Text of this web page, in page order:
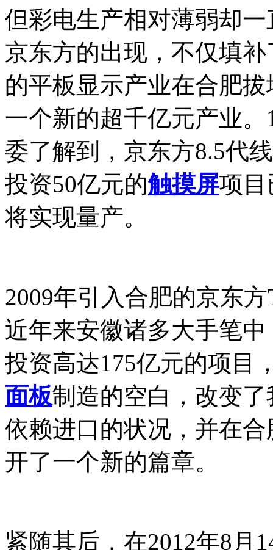
但彩电生产相对薄弱却
京东方的出现，不仅填
的平板显示产业在合肥
一个新的超千亿元产业
委了解到，京东方8.5代
投资50亿元的触摸屏项目
将实现量产。
2009年引入合肥的京东
近年来安徽诸多大手笔
投资高达175亿元的项目
面板制造的空白，改变
依赖进口的状况，并在
开了一个新的篇章。
紧随其后，在2012年8月